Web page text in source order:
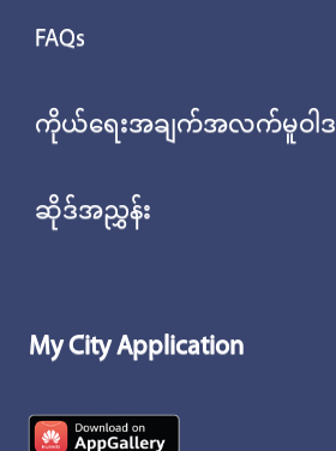
FAQs
ကိုယ်ရေးအချက်အလက်မူဝါဒ
ဆိုဒ်အညွှန်း
My City Application